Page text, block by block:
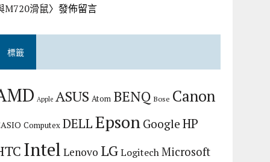
M720滑鼠〉發佈留言
標籤
Apple ASUS Atom BENQ Bose Canon
Computex DELLEpson Google HP
Intel Lenovo LGLogitechMicrosoft